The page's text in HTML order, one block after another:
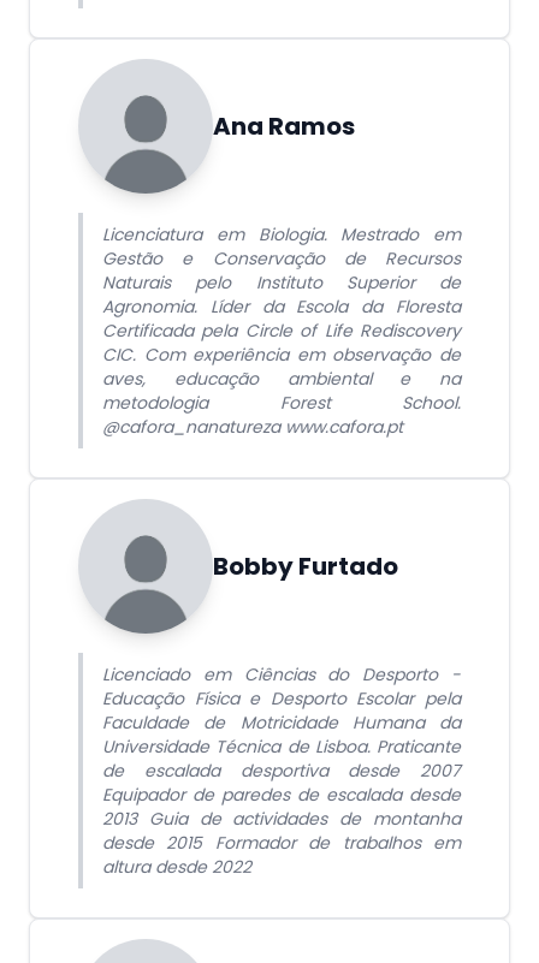
Ana Ramos
Licenciatura em Biologia. Mestrado em
Gestão e Conservação de Recursos
Naturais pelo Instituto Superior de
Agronomia. Líder da Escola da Floresta
Certificada pela Circle of Life Rediscovery
CIC. Com experiência em observação de
aves, educação ambiental e na
metodologia Forest School.
@cafora_nanatureza www.cafora.pt
Bobby Furtado
Licenciado em Ciências do Desporto -
Educação Física e Desporto Escolar pela
Faculdade de Motricidade Humana da
Universidade Técnica de Lisboa. Praticante
de escalada desportiva desde 2007
Equipador de paredes de escalada desde
2013 Guia de actividades de montanha
desde 2015 Formador de trabalhos em
altura desde 2022